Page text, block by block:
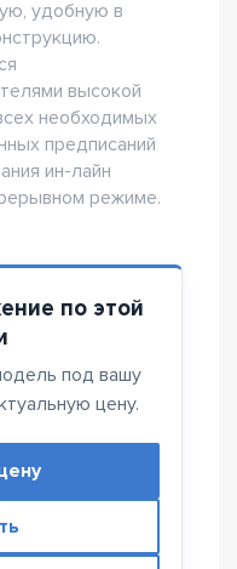
удобную в
высокой
необходимых
предписаний
ин-лайн
режиме.
по этой
под вашу
цену.